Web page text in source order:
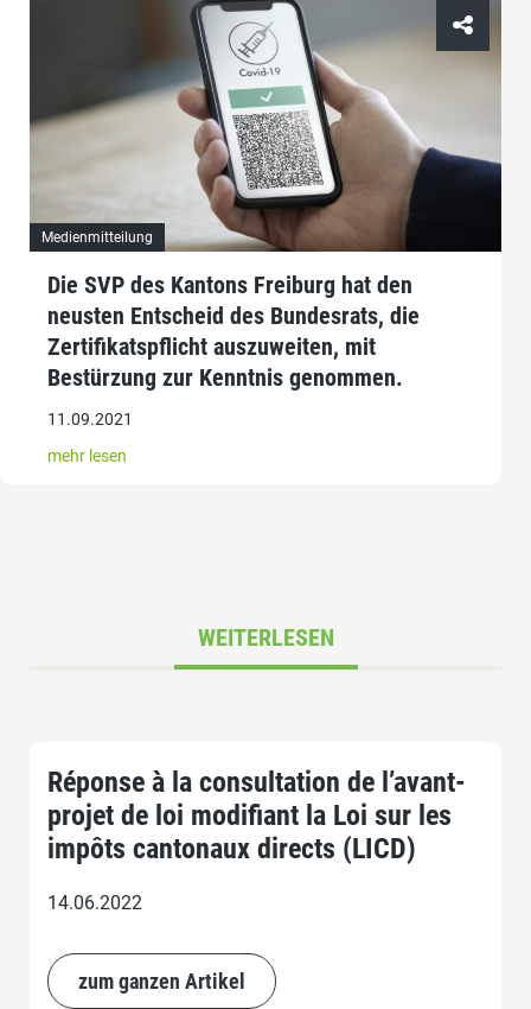
Medienmitteilung
Die SVP des Kantons Freiburg hat den
neusten Entscheid des Bundesrats, die
Zertifikatspflicht auszuweiten, mit
Bestürzung zur Kenntnis genommen.
11.09.2021
mehr lesen
WEITERLESEN
Réponse à la consultation de l’avant-
projet de loi modifiant la Loi sur les
impôts cantonaux directs (LICD)
14.06.2022
zum ganzen Artikel